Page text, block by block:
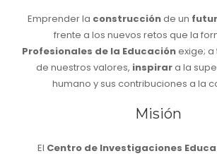
Emprender la construcciónde un
frente a los nuevos retos que la
Profesionales de la Educaciónexige; a
de nuestros valores, inspirara la
humano y sus contribuciones a la
Misión
El Centro de Investigaciones